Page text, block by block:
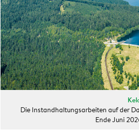
Die Instandhaltungsarbeiten auf der
Ende Juni